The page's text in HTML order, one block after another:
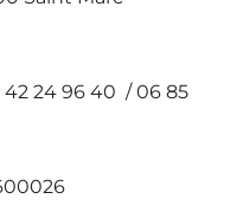
24 96 40 /06 85